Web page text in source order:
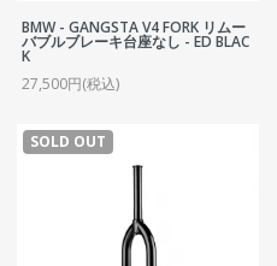
BMW - GANGSTA V4 FORK リムー
バブルブレーキ台座なし - ED BLAC
K
27,500円(税込)
SOLD OUT